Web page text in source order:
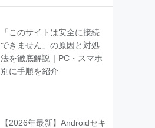
「このサイトは安全に接続
できません」の原因と対処
法を徹底解説｜PC・スマホ
別に手順を紹介
【2026年最新】Androidセキ